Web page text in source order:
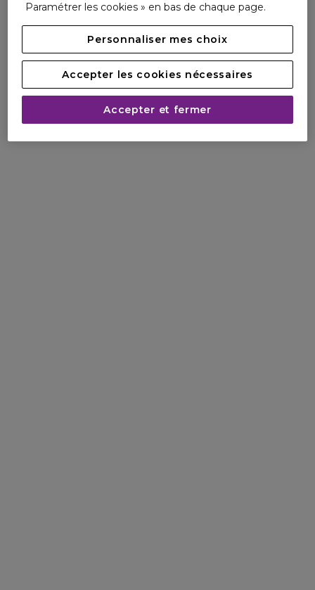
Paramétrer les cookies » en bas de chaque page.
Personnaliser mes choix
Accepter les cookies nécessaires
Accepter et fermer